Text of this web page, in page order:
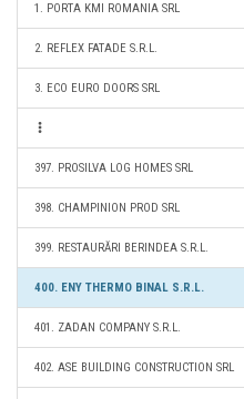
1. PORTA KMI ROMANIA SRL
2. REFLEX FATADE S.R.L.
3. ECO EURO DOORS SRL
397. PROSILVA LOG HOMES SRL
398. CHAMPINION PROD SRL
399. RESTAURĂRI BERINDEA S.R.L.
400. ENY THERMO BINAL S.R.L.
401. ZADAN COMPANY S.R.L.
402. ASE BUILDING CONSTRUCTION SRL